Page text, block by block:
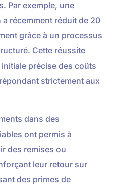
Par exemple, une
récemment réduit de 20
grâce à un processus
Cette réussite
précise des coûts
strictement aux
dans des
ont permis à
des remises ou
leur retour sur
des primes de